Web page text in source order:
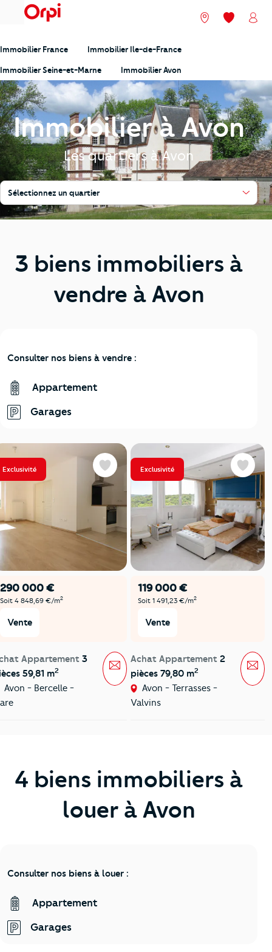
menu Nos agences
Mes
Immobilier France Immobilier Ile-de-France
Immobilier Seine-et-Marne Immobilier Avon
Immobilier à Avon
Les quartiers à Avon
Sélectionnez un quartier
3 biens immobiliers à
vendre à Avon
Consulter nos biens à vendre :
Appartement
Garages
Exclusivité
290 000 €
Soit 4 848,69 €/m2
Vente
Appartement 3
59,81 m2
Avon - Bercelle -
Favoris
Message
Exclusivité
119 000 €
Soit 1 491,23 €/m2
Vente
Achat Appartement 2
pièces 79,80 m2
Avon - Terrasses -
Valvins
Favoris
4 biens immobiliers à
louer à Avon
Consulter nos biens à louer :
Appartement
Garages